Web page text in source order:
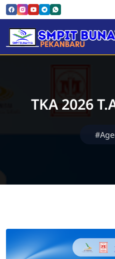
SMPIT
TKA 2026